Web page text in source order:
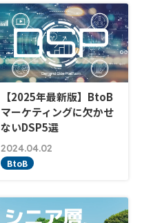
【2025年最新版】BtoB
マーケティングに欠かせ
ないDSP5選
2024.04.02
BtoB